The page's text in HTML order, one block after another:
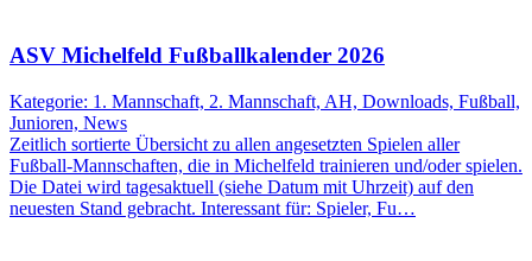
ASV Michelfeld Fußballkalender 2026
Kategorie: 1. Mannschaft, 2. Mannschaft, AH, Downloads, Fußball,
Junioren, News
Zeitlich sortierte Übersicht zu allen angesetzten Spielen aller
Fußball-Mannschaften, die in Michelfeld trainieren und/oder spielen.
Die Datei wird tagesaktuell (siehe Datum mit Uhrzeit) auf den
neuesten Stand gebracht. Interessant für: Spieler, Fu…